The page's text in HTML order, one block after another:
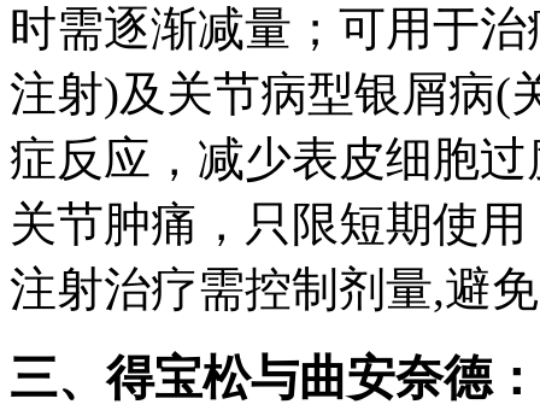
时需逐渐减量；可用于
注射)及关节病型银屑病(
症反应，减少表皮细胞
关节肿痛，只限短期使
注射治疗需控制剂量,避
三、得宝松与曲安奈德